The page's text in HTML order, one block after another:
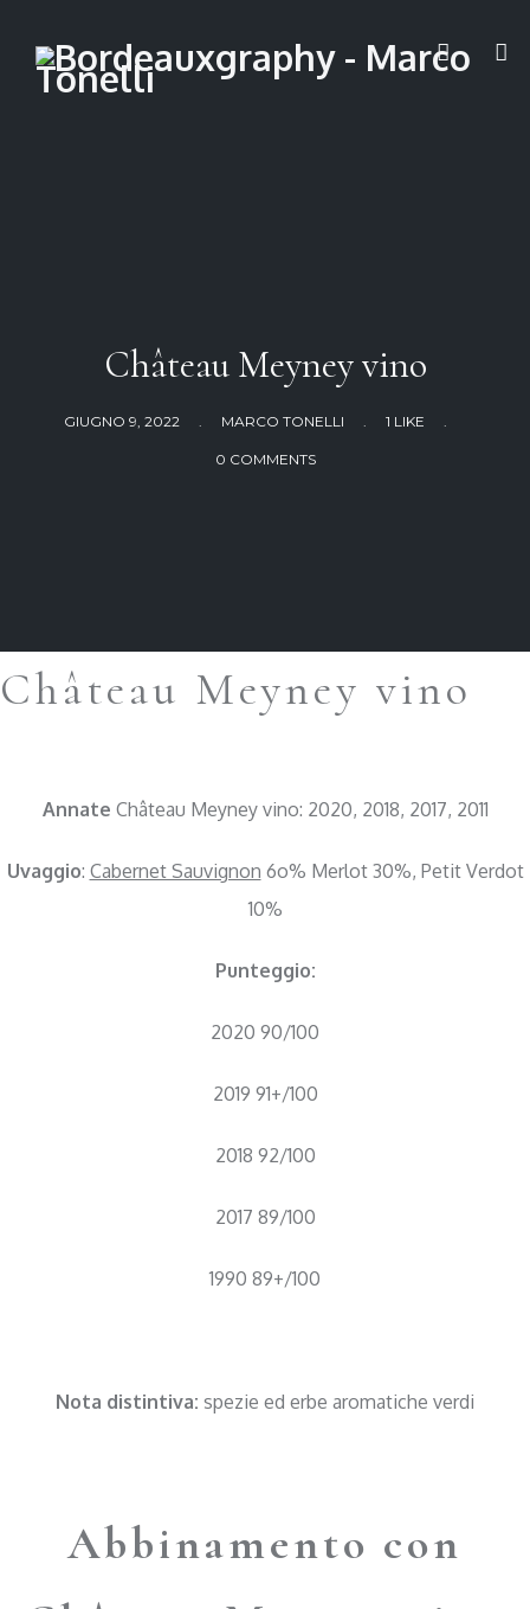
Château Meyney vino
GIUGNO 9, 2022 . MARCO TONELLI . 1 LIKE .
0 COMMENTS
Château Meyney vino
Annate Château Meyney vino: 2020, 2018, 2017, 2011
Uvaggio: Cabernet Sauvignon 6o% Merlot 30%, Petit Verdot
10%
Punteggio:
2020 90/100
2019 91+/100
2018 92/100
2017 89/100
1990 89+/100
Nota distintiva: spezie ed erbe aromatiche verdi
Abbinamento con